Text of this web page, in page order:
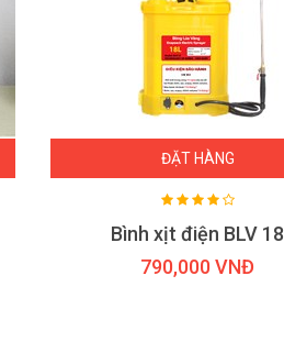
ĐẶT HÀNG
Bình xịt điện BLV 18
790,000 VNĐ